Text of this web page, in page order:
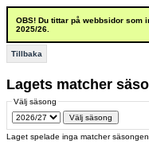
OBS! Du tittar på webbsidor
2025/26.
Tillbaka
Lagets matcher
Välj säsong
Laget spelade inga matcher säsongen